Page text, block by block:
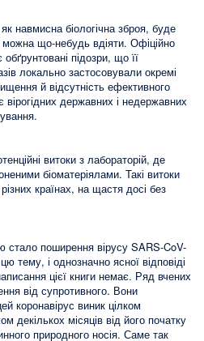
навмисна біологічна зброя, буде
що-небудь вдіяти. Офіційно
підозри, що її
локально застосовували окремі
й відсутність ефективного
вірогідних державних і недержавних
витоки з лабораторій, де
біоматеріялами. Такі витоки
країнах, на щастя досі без
стало поширення вірусу SARS-CoV-
тему, і однозначно ясної відповіді
цієї книги немає. Ряд вчених
від супротивного. Вони
коронавірус виник цілком
декількох місяців від його початку
природного носія. Саме так